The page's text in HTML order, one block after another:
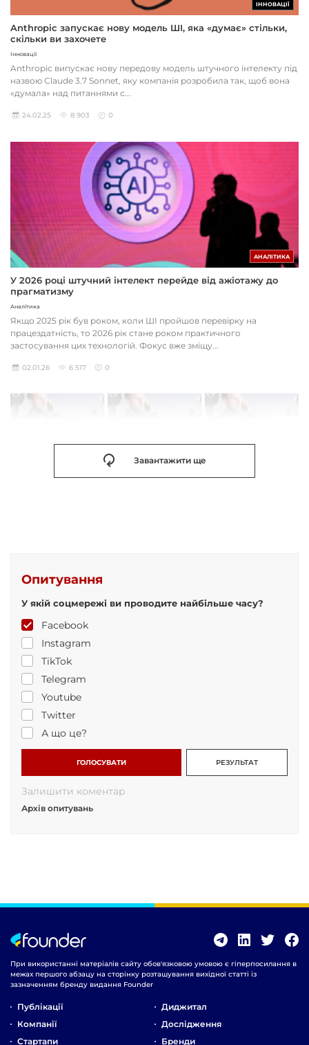
ІННОВАЦІЇ
Anthropic запускає нову модель ШІ, яка «думає» стільки,
скільки ви захочете
Інновації
Anthropic випускає нову передову модель штучного інтелекту під
назвою Claude 3.7 Sonnet, яку компанія розробила так, щоб вона
«думала» над питаннями с...
24.02.25 8 903 0
АНАЛІТИКА
У 2026 році штучний інтелект перейде від ажіотажу до
прагматизму
Аналітика
Якщо 2025 рік був роком, коли ШІ пройшов перевірку на
працездатність, то 2026 рік стане роком практичного
застосування цих технологій. Фокус вже зміщу...
02.01.26 6 517 0
Завантажити ще
Опитування
У якій соцмережі ви проводите найбільше часу?
Facebook
Instagram
TikTok
Telegram
Youtube
Twitter
А що це?
ГОЛОСУВАТИ РЕЗУЛЬТАТ
Залишити коментар
Архів опитувань
При використанні матеріалів сайту обов'язковою умовою є гіперпосилання в
межах першого абзацу на сторінку розташування вихідної статті із
зазначенням бренду видання Founder
Публікації
Компанії
Стартапи
Диджитал
Дослідження
Бренди